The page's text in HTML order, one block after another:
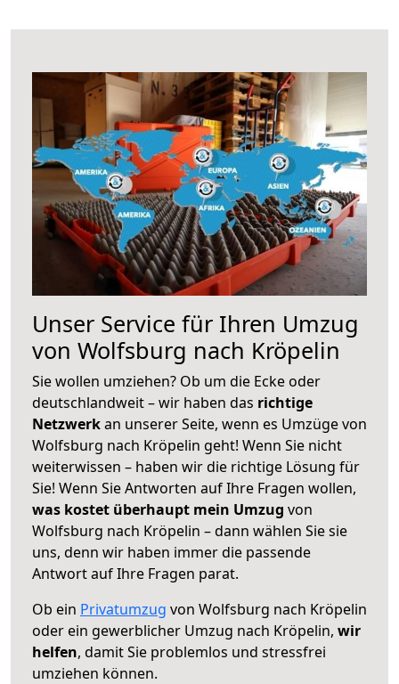
Unser Service für Ihren Umzug
von Wolfsburg nach Kröpelin
Sie wollen umziehen? Ob um die Ecke oder
deutschlandweit – wir haben das richtige
Netzwerkan unserer Seite, wenn es Umzüge von
Wolfsburg nach Kröpelin geht! Wenn Sie nicht
weiterwissen – haben wir die richtige Lösung für
Sie! Wenn Sie Antworten auf Ihre Fragen wollen,
was kostet überhaupt mein Umzug von
Wolfsburg nach Kröpelin – dann wählen Sie sie
uns, denn wir haben immer die passende
Antwort auf Ihre Fragen parat.
Ob ein Privatumzug von Wolfsburg nach Kröpelin
oder ein gewerblicher Umzug nach Kröpelin, wir
helfen, damit Sie problemlos und stressfrei
umziehen können.